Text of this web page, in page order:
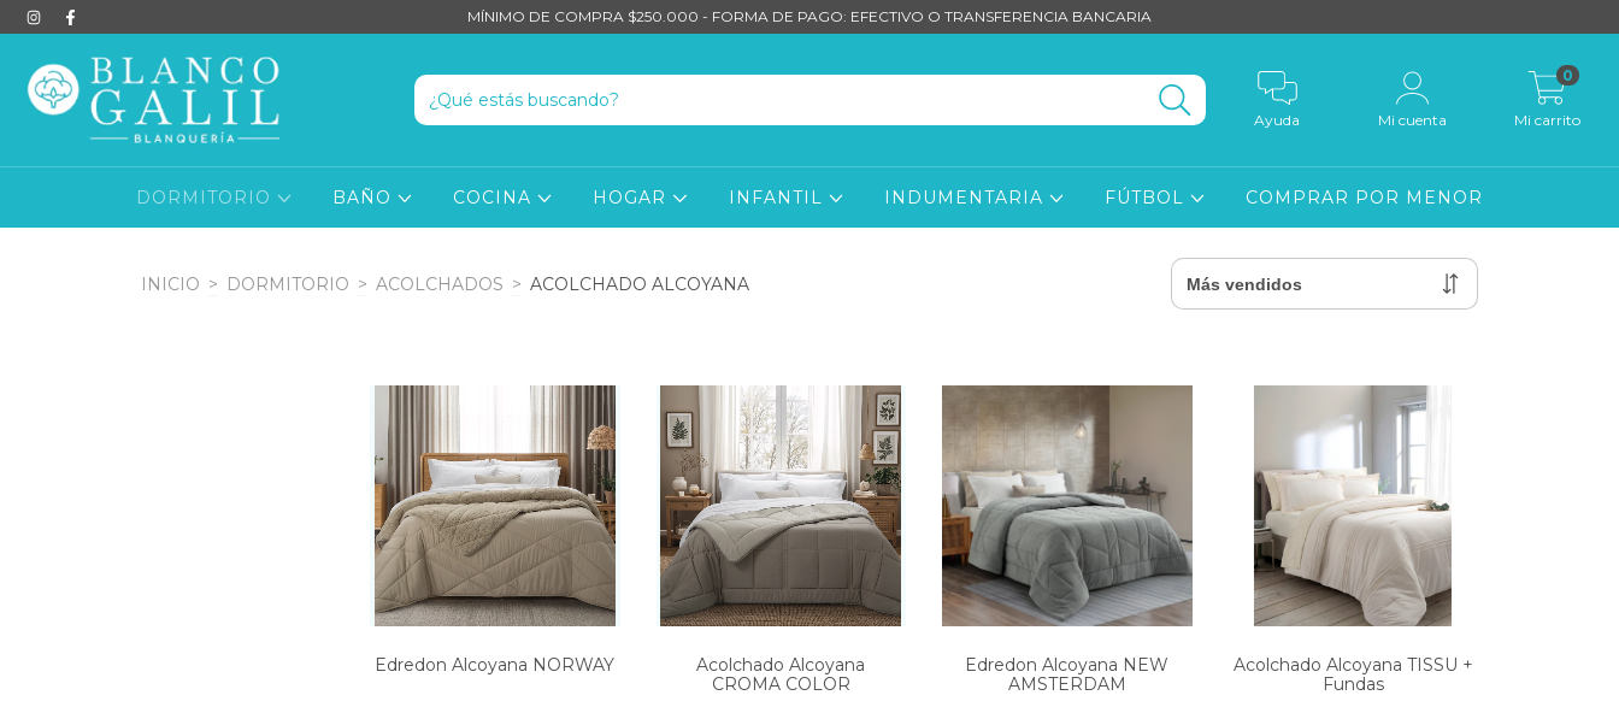
MÍNIMO DE COMPRA $250.000 - FORMA DE PAGO: EFECTIVO O TRANSFERENCIA BANCARIA
Ayuda Mi cuenta Mi carrito
0
DORMITORIO BAÑO COCINA HOGAR INFANTIL INDUMENTARIA FÚTBOL COMPRAR POR MENOR
INICIO > DORMITORIO > ACOLCHADOS > ACOLCHADO ALCOYANA
Edredon Alcoyana NORWAY
Acolchado Alcoyana
CROMA COLOR
Edredon Alcoyana NEW
AMSTERDAM
Acolchado Alcoyana TISSU +
Fundas